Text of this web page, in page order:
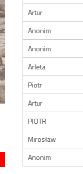
Artur
Anonim
Anonim
Arleta
Piotr
Artur
PIOTR
Mirosław
Anonim